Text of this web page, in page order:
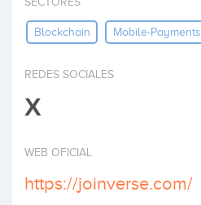
Blockchain Mobile-Payments
REDES SOCIALES
X
WEB OFICIAL
https://joinverse.com/